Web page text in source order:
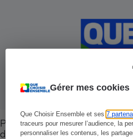
Gérer mes cookies
Que Choisir Ensemble et ses7
traceurs pour mesurer l’audience, la
personnaliser les contenus, les
Protection sociale étudiante
des étudiants à l’étranger